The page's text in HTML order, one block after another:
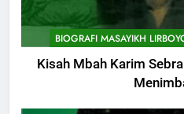
11
Jumat
KHUTBAH
BIOGRAFI MASAYIKH
Kisah Mbah Karim